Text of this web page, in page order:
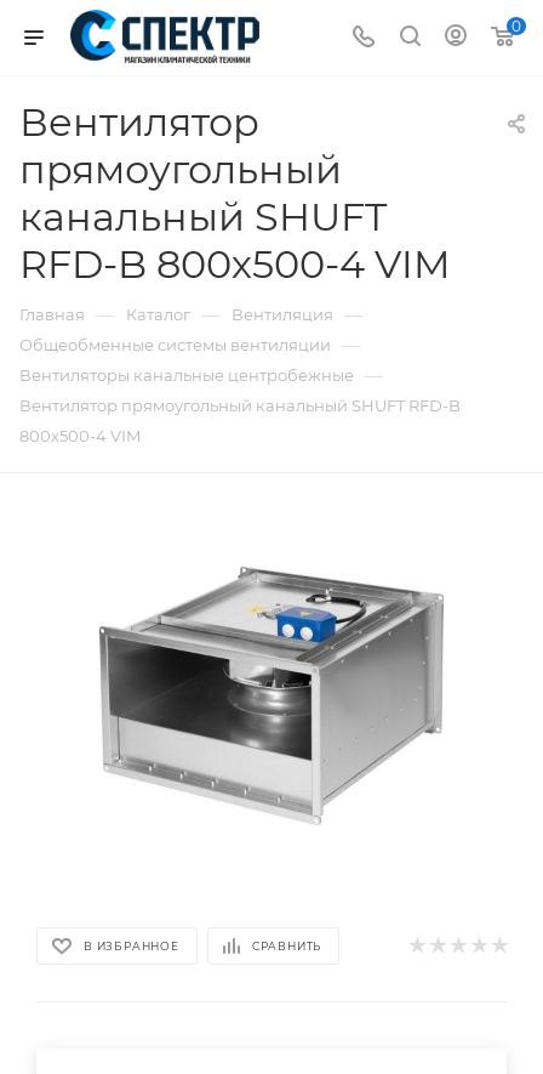
0
Вентилятор
прямоугольный
канальный SHUFT
RFD-B 800х500-4 VIM
Главная — Каталог — Вентиляция —
Общеобменные системы вентиляции —
Вентиляторы канальные центробежные —
Вентилятор прямоугольный канальный SHUFT RFD-B
800х500-4 VIM
В ИЗБРАННОЕ СРАВНИТЬ